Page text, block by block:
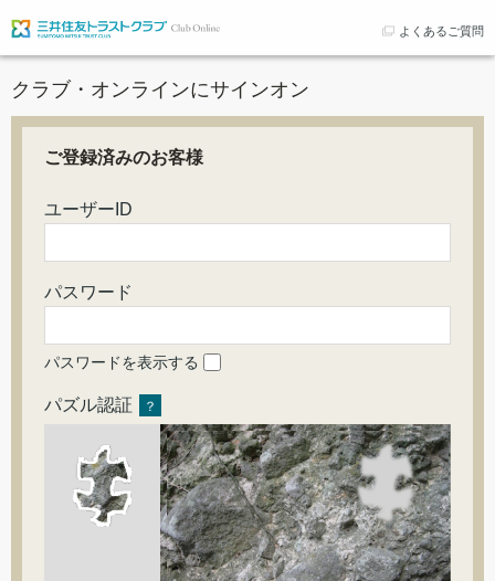
よくあるご質問
クラブ・オンラインにサインオン
ご登録済みのお客様
ユーザーID
パスワード
パスワードを表示する
パズル認証 ？